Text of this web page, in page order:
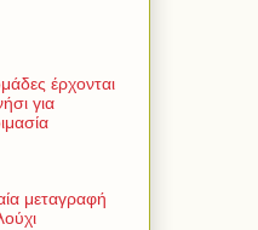
έρχονται
για
μεταγραφή